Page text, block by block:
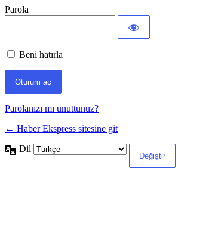
Parola
Beni hatırla
Parolanızı mı unuttunuz?
← Haber Ekspress sitesine git
Dil